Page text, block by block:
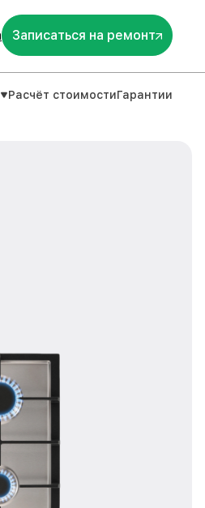
Записаться на ремонт
Расчёт стоимостиГарантии